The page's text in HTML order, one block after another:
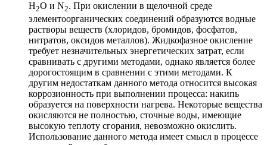
H2O и N2. При окислении в щелочной среде
элементоорганических соединений образуются водные
растворы веществ (хлоридов, бромидов, фосфатов,
нитратов, оксидов металлов). Жидкофазное окисление
требует незначительных энергетических затрат, если
сравнивать с другими методами, однако является более
дорогостоящим в сравнении с этими методами. К
другим недостаткам данного метода относится высокая
коррозионность при выполнении процесса: накипь
образуется на поверхности нагрева. Некоторые вещества
окисляются не полностью, сточные воды, имеющие
высокую теплоту сгорания, невозможно окислить.
Использование данного метода имеет смысл в процессе